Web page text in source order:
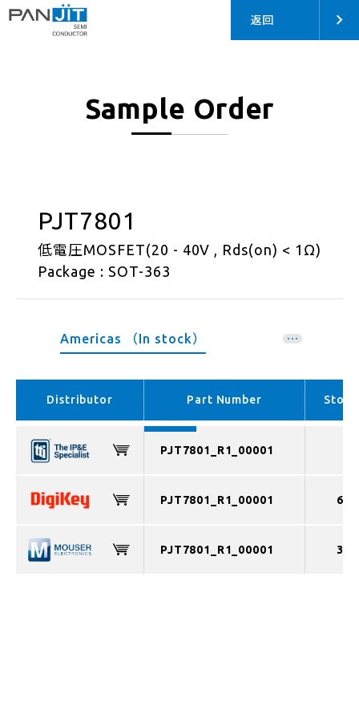
返回
Sample Order
PJT7801
低電圧MOSFET(20 - 40V , Rds(on) < 1Ω)
Package : SOT-363
Americas （In stock）
APAC （In stock）
Distributor Part Number Stock
PJT7801_R1_00001
PJT7801_R1_00001
PJT7801_R1_00001